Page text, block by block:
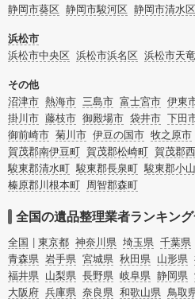
静岡市葵区 静岡市駿河区 静岡市清水区
浜松市
浜松市中央区 浜松市浜名区 浜松市天
その他
沼津市 熱海市 三島市 富士宮市 伊東
掛川市 藤枝市 御殿場市 袋井市 下田
御前崎市 菊川市 伊豆の国市 牧之原市
賀茂郡南伊豆町 賀茂郡松崎町 賀茂郡
駿東郡清水町 駿東郡長泉町 駿東郡小
榛原郡川根本町 周智郡森町
全国の遺品整理業者ランキン
全国 東京都 神奈川県 埼玉県 千葉県
青森県 岩手県 宮城県 秋田県 山形県
福井県 山梨県 長野県 岐阜県 静岡県
大阪府 兵庫県 奈良県 和歌山県 鳥取